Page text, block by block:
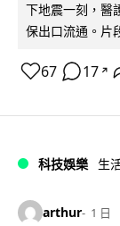
下地震一刻，醫
保出口流通。片
67 17 ↗
科技娛樂 生
arthur 1 日